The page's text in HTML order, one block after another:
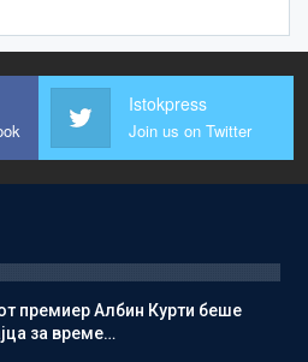
Istokpress
Join us on Twitter
премиер Албин Курти беше
за време…